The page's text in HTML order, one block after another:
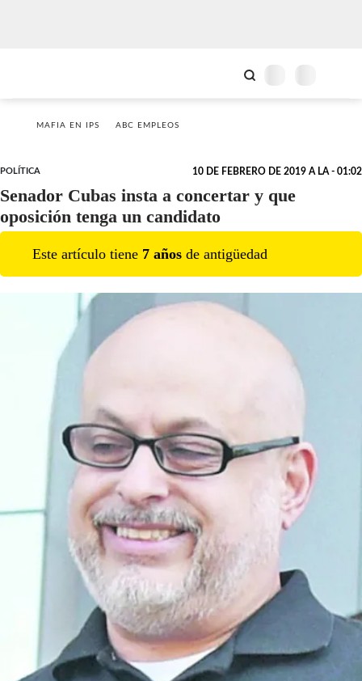
MAFIA EN IPS ABC EMPLEOS
POLÍTICA 10 DE FEBRERO DE 2019 A LA - 01:02
Senador Cubas insta a concertar y que
oposición tenga un candidato
Este artículo tiene 7 años de antigüedad